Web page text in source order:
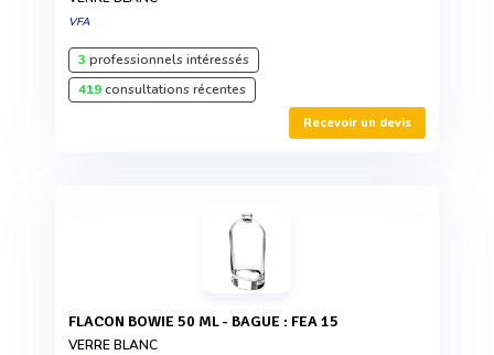
VFA
3 professionnels intéressés
419consultations récentes
Recevoir un devis
FLACON BOWIE 50 ML - BAGUE : FEA 15
VERRE BLANC